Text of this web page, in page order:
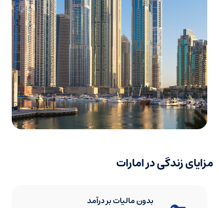
مزایای زندگی در امارات
بدون مالیات بر درآمد